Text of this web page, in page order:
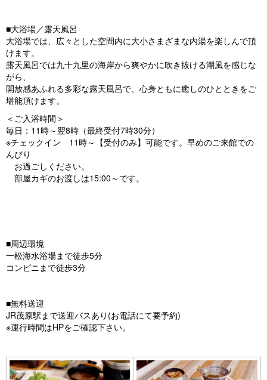
■大浴場／露天風呂
大浴場では、広々とした空間内に大小さまざまな内湯を楽しんで頂
けます。
露天風呂では九十九里の海岸から爽やかに吹き抜ける潮風を感じな
がら、
開放感あふれる多彩な露天風呂で、心身ともに癒しのひとときをご
堪能頂けます。
＜ご入浴時間＞
毎日：11時～翌8時（最終受付7時30分）
※チェックイン 11時～【受付のみ】可能です。早めのご来館での
んびり
お過ごしください。
部屋カギのお渡しは15:00～です。
■周辺環境
一松海水浴場まで徒歩5分
コンビニまで徒歩3分
■無料送迎
JR茂原駅まで送迎バスあり(お電話にて要予約)
※運行時間はHPをご確認下さい。